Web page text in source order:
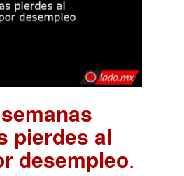
pierdes al
desempleo.